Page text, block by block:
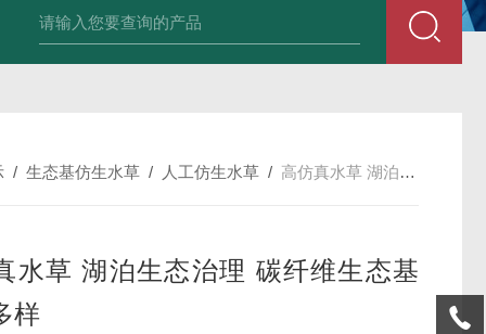
曝气器质量品质有保障 太阳能喷泉曝气机ZJ-TYP400-550-750-
/生态基仿生水草 / 人工仿生水草 / 高仿真水草 湖泊生态治理 碳纤维生态基 款式多样
水草 湖泊生态治理 碳纤维生态基
样